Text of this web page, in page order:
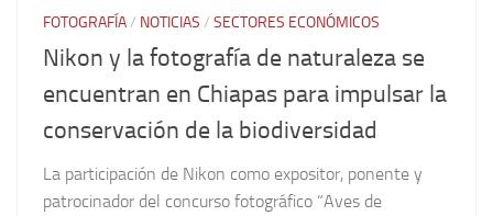
FOTOGRAFÍA/ NOTICIAS / SECTORES ECONÓMICOS
Nikon y la fotografía de naturaleza se
encuentran en Chiapas para impulsar la
conservación de la biodiversidad
La participación de Nikon como expositor, ponente y
patrocinador del concurso fotográfico “Aves de